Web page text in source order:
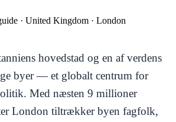
· United Kingdom · London
hovedstad og en af verdens
byer — et globalt centrum for
Med næsten 9 millioner
London tiltrækker byen fagfolk,